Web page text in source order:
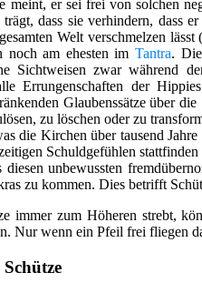
meint, er sei frei von solchen
dass sie verhindern, dass
Welt verschmelzen
noch am ehesten imTantra.
Sichtweisen zwar während
Errungenschaften der
Glaubenssätze über
zu löschen oder zu
die Kirchen über tausend
Schuldgefühlen
diesen unbewussten
zu kommen. Dies betrifft
immer zum Höheren strebt,
Nur wenn ein Pfeil frei fliegen